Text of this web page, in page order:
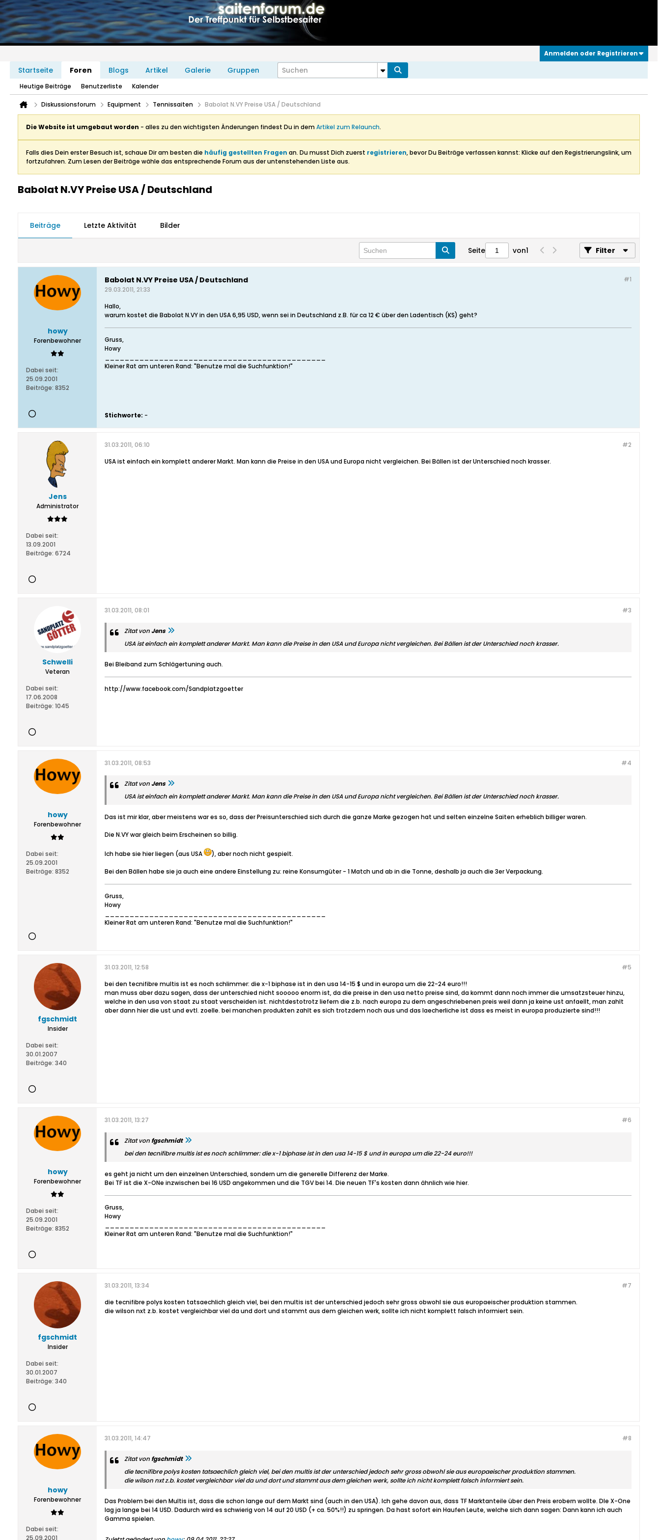
Anmelden oder Registrieren
Startseite Foren Blogs Artikel Galerie Gruppen
Heutige Beiträge Benutzerliste Kalender
Diskussionsforum Equipment Tennissaiten Babolat N.VY Preise USA / Deutschland
Die Website ist umgebaut worden - alles zu den wichtigsten Änderungen findest Du in demArtikel zum Relaunch.
Falls dies Dein erster Besuch ist, schaue Dir am besten die häufig gestellten Fragen an. Du musst Dich zuerst registrieren, bevor Du Beiträge verfassen kannst: Klicke auf den Registrierungslink, um
fortzufahren. Zum Lesen der Beiträge wähle das entsprechende Forum aus der untenstehenden Liste aus.
Babolat N.VY Preise USA / Deutschland
Beiträge Letzte Aktivität Bilder
Seite von1 Filter
howy
Forenbewohner
Dabei seit:
25.09.2001
Beiträge: 8352
#1
Babolat N.VY Preise USA / Deutschland
29.03.2011, 21:33
Hallo,
warum kostet die Babolat N.VY in den USA 6,95 USD, wenn sei in Deutschland z.B. für ca 12 € über den Ladentisch (KS) geht?
Gruss,
Howy
Kleiner Rat am unteren Rand: "Benutze mal die Suchfunktion!"
Stichworte: -
Jens
Administrator
Dabei seit:
13.09.2001
Beiträge: 6724
#2
31.03.2011, 06:10
USA ist einfach ein komplett anderer Markt. Man kann die Preise in den USA und Europa nicht vergleichen. Bei Bällen ist der Unterschied noch krasser.
Schwelli
Veteran
Dabei seit:
17.06.2008
Beiträge: 1045
#3
31.03.2011, 08:01
Zitat von Jens
USA ist einfach ein komplett anderer Markt. Man kann die Preise in den USA und Europa nicht vergleichen. Bei Bällen ist der Unterschied noch krasser.
Bei Bleiband zum Schlägertuning auch.
http://www.facebook.com/Sandplatzgoetter
howy
Forenbewohner
Dabei seit:
25.09.2001
Beiträge: 8352
#4
31.03.2011, 08:53
Zitat von Jens
USA ist einfach ein komplett anderer Markt. Man kann die Preise in den USA und Europa nicht vergleichen. Bei Bällen ist der Unterschied noch krasser.
Das ist mir klar, aber meistens war es so, dass der Preisunterschied sich durch die ganze Marke gezogen hat und selten einzelne Saiten erheblich billiger waren.
Die N.VY war gleich beim Erscheinen so billig.
Ich habe sie hier liegen (aus USA ), aber noch nicht gespielt.
Bei den Bällen habe sie ja auch eine andere Einstellung zu: reine Konsumgüter - 1 Match und ab in die Tonne, deshalb ja auch die 3er Verpackung.
Gruss,
Howy
Kleiner Rat am unteren Rand: "Benutze mal die Suchfunktion!"
fgschmidt
Insider
Dabei seit:
30.01.2007
Beiträge: 340
#5
31.03.2011, 12:58
bei den tecnifibre multis ist es noch schlimmer: die x-1 biphase ist in den usa 14-15 $ und in europa um die 22-24 euro!!!
man muss aber dazu sagen, dass der unterschied nicht sooooo enorm ist, da die preise in den usa netto preise sind, da kommt dann noch immer die umsatzsteuer hinzu,
welche in den usa von staat zu staat verscheiden ist. nichtdestotrotz liefern die z.b. nach europa zu dem angeschriebenen preis weil dann ja keine ust anfaellt, man zahlt
aber dann hier die ust und evtl. zoelle. bei manchen produkten zahlt es sich trotzdem noch aus und das laecherliche ist dass es meist in europa produzierte sind!!!
howy
Forenbewohner
Dabei seit:
25.09.2001
Beiträge: 8352
#6
31.03.2011, 13:27
Zitat von fgschmidt
bei den tecnifibre multis ist es noch schlimmer: die x-1 biphase ist in den usa 14-15 $ und in europa um die 22-24 euro!!!
es geht ja nicht um den einzelnen Unterschied, sondern um die generelle Differenz der Marke.
Bei TF ist die X-ONe inzwischen bei 16 USD angekommen und die TGV bei 14. Die neuen TF's kosten dann ähnlich wie hier.
Gruss,
Howy
Kleiner Rat am unteren Rand: "Benutze mal die Suchfunktion!"
fgschmidt
Insider
Dabei seit:
30.01.2007
Beiträge: 340
#7
31.03.2011, 13:34
die tecnifibre polys kosten tatsaechlich gleich viel, bei den multis ist der unterschied jedoch sehr gross obwohl sie aus europaeischer produktion stammen.
die wilson nxt z.b. kostet vergleichbar viel da und dort und stammt aus dem gleichen werk, sollte ich nicht komplett falsch informiert sein.
howy
Forenbewohner
Dabei seit:
25.09.2001
#8
31.03.2011, 14:47
Zitat von fgschmidt
die tecnifibre polys kosten tatsaechlich gleich viel, bei den multis ist der unterschied jedoch sehr gross obwohl sie aus europaeischer produktion stammen.
die wilson nxt z.b. kostet vergleichbar viel da und dort und stammt aus dem gleichen werk, sollte ich nicht komplett falsch informiert sein.
Das Problem bei den Multis ist, dass die schon lange auf dem Markt sind (auch in den USA). Ich gehe davon aus, dass TF Marktanteile über den Preis erobern wollte. DIe X-One
lag ja lange bei 14 USD. Dadurch wird es schwierig von 14 auf 20 USD (+ ca. 50%!!) zu springen. Da hast sofort ein Haufen Leute, welche sich dann sagen: Dann kann ich auch
Gamma spielen.